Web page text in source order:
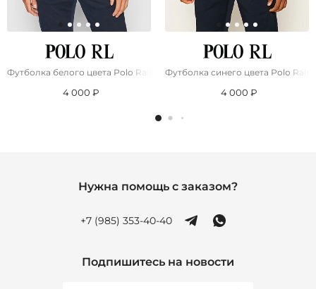
Футболка белого цвета Роlо Ralрh Lаurеn pony-embroidered
4 000 ₽
Футболка синего цвета Роlо
4 000 ₽
Нужна помощь с заказом?
+7 (985) 353-40-40
Подпишитесь на новости